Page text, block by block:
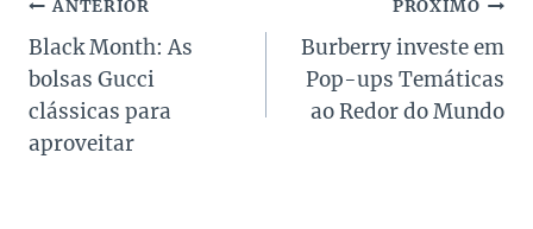
Navegação
de
Post
ANTERIOR
Black Month: As
bolsas Gucci
clássicas para
aproveitar
PRÓXIMO
Burberry investe em
Pop-ups Temáticas
ao Redor do Mundo